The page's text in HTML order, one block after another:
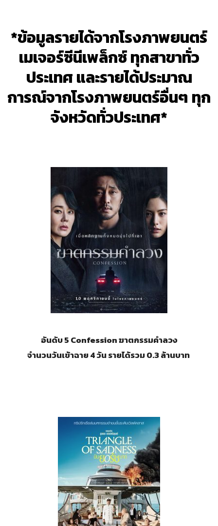
*ข้อมูลรายได้จากโรงภาพยนตร์
เมเจอร์ซีนีเพล็กซ์ ทุกสาขาทั่ว
ประเทศ และรายได้ประมาณ
การณ์จากโรงภาพยนตร์อื่นๆ ทุก
จังหวัดทั่วประเทศ*
อันดับ 5 Confession ฆาตกรรมคำลวง
จำนวนวันเข้าฉาย 4 วัน รายได้รวม 0.3 ล้านบาท